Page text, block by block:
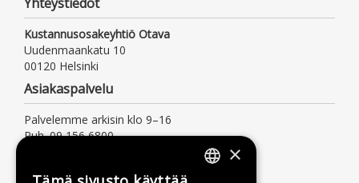
Kustannusosakeyhtiö Otava
Uudenmaankatu 10
00120 Helsinki
Asiakaspalvelu
Palvelemme arkisin klo 9–16
Puh. 09 156 6800
×